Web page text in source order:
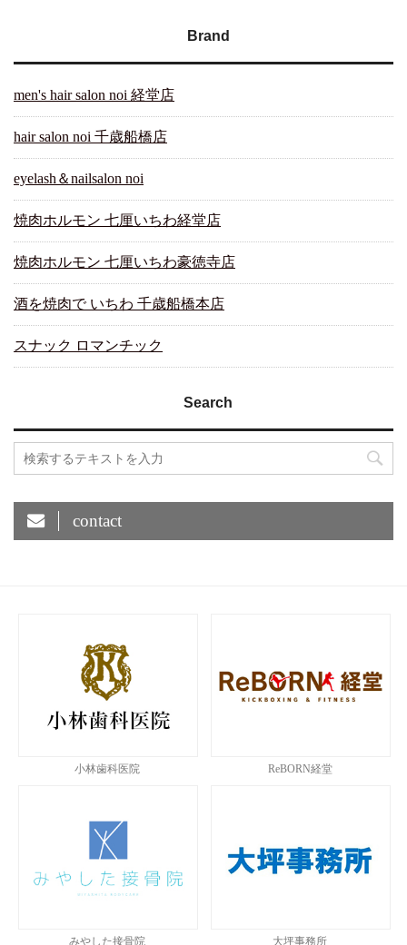
Brand
men's hair salon noi 経堂店
hair salon noi 千歳船橋店
eyelash＆nailsalon noi
焼肉ホルモン 七厘いちわ経堂店
焼肉ホルモン 七厘いちわ豪徳寺店
酒を焼肉で いちわ 千歳船橋本店
スナック ロマンチック
Search
contact
小林歯科医院 ReBORN経堂
みやした接骨院 大坪事務所